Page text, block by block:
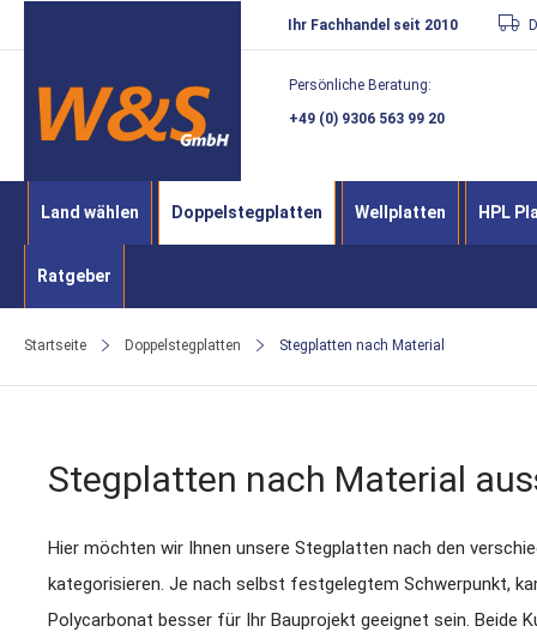
Direkt
zum
Inhalt
Ihr Fachhandel seit 2010
Persönliche Beratung:
+49 (0) 9306 563 99 20
Land wählen Doppelstegplatten Wellplatten HPL
Ratgeber
Startseite Doppelstegplatten Stegplatten nach Material
Stegplatten nach Material
Hier möchten wir Ihnen unsere Stegplatten nach den
kategorisieren. Je nach selbst festgelegtem Schwerpunkt,
Polycarbonat besser für Ihr Bauprojekt geeignet sein. Beide